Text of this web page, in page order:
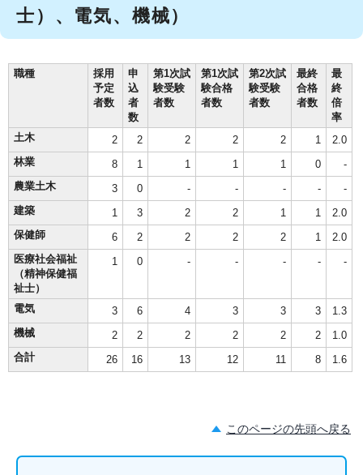
士）、電気、機械）
職種
採用
予定
者数
申
込
者
数
第1次試
験受験
者数
第1次試
験合格
者数
第2次試
験受験
者数
最終
合格
者数
最
終
倍
率
土木
2 2 2 2 2 1
2.0
林業
8 1 1 1 1 0
-
農業土木
3 0 - - - -
-
建築
1 3 2 2 1 1
2.0
保健師
6 2 2 2 2 1
2.0
医療社会福祉
（精神保健福
祉士）
1 0 - - - - -
電気 3 6 4 3 3 3
1.3
機械
2 2 2 2 2 2
1.0
合計
26 16 13 12 11 8 1.6
このページの先頭へ戻る